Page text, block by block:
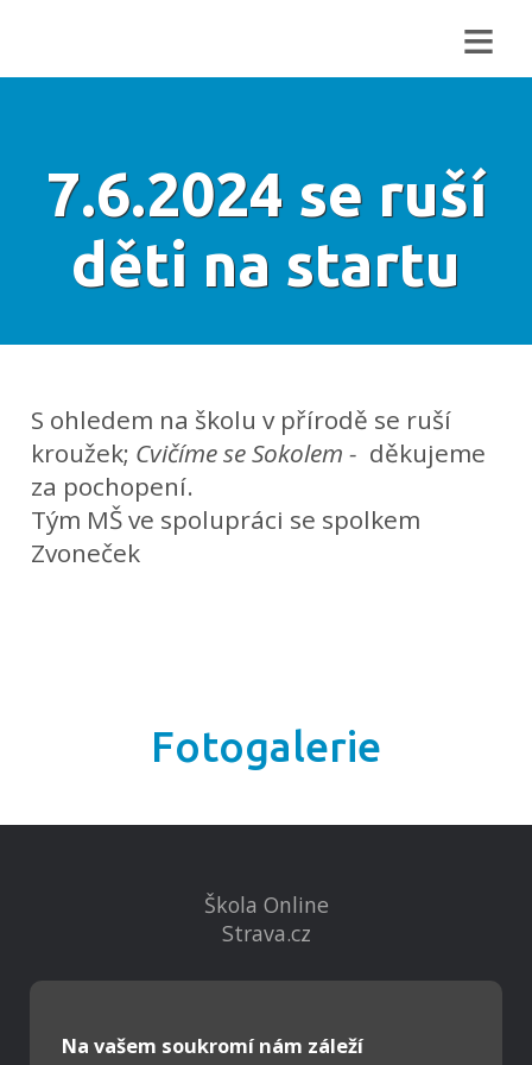
≡
7.6.2024 se ruší
děti na startu
S ohledem na školu v přírodě se ruší
kroužek; Cvičíme se Sokolem - děkujeme
za pochopení.
Tým MŠ ve spolupráci se spolkem
Zvoneček
Fotogalerie
Na vašem soukromí nám záleží
Škola Online
Strava.cz
Projekty